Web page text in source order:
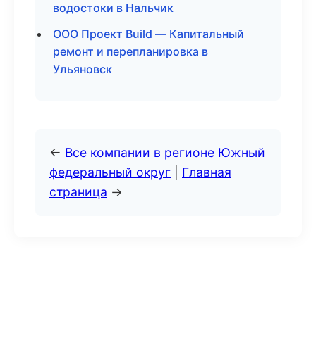
водостоки в Нальчик
ООО Проект Build — Капитальный
ремонт и перепланировка в
Ульяновск
← Все компании в регионе Южный
федеральный округ
Главная
страница →